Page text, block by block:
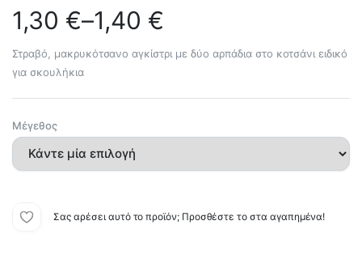
1,30 €–1,40 €
Στραβό, μακρυκότσανο αγκίστρι με δύο αρπάδια στο κοτσάνι ειδικό
για σκουλήκια
Μέγεθος
Σας αρέσει αυτό το προϊόν; Προσθέστε το στα αγαπημένα!